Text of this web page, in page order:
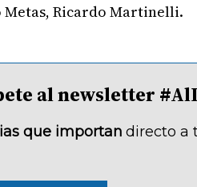
Metas, Ricardo Martinelli.
al newsletter
que importan directo a